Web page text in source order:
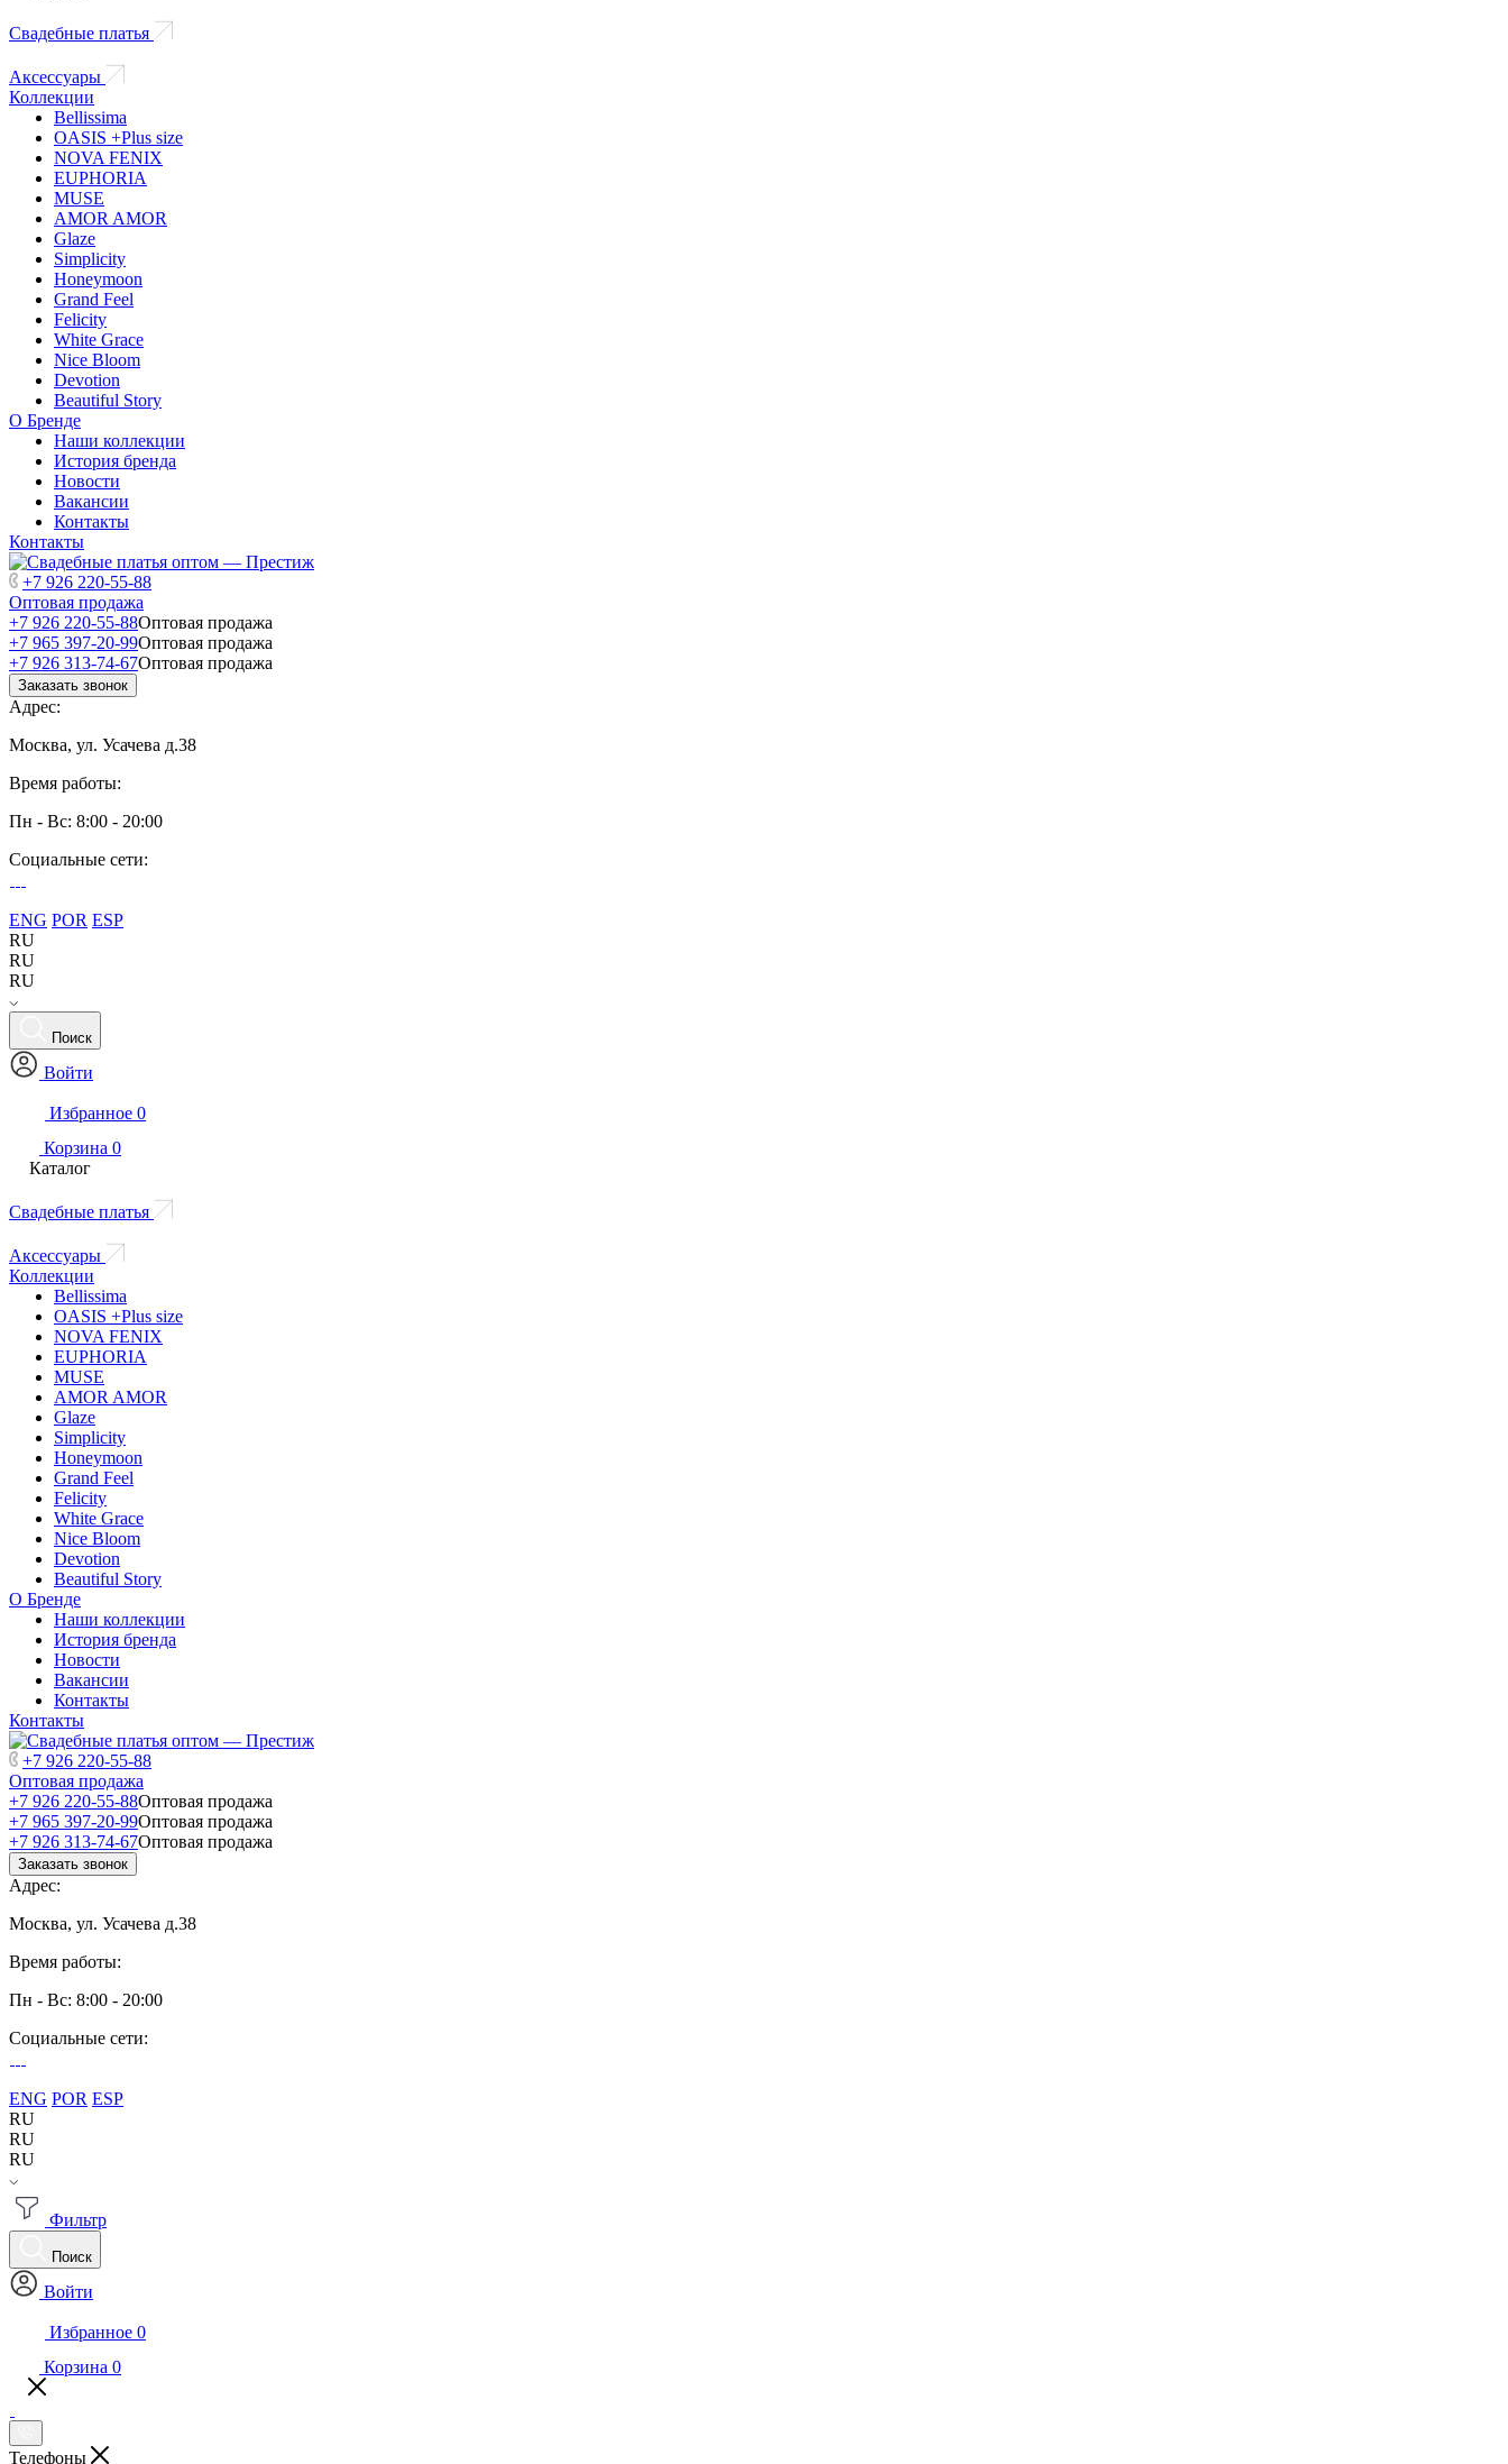
Свадебные платья
Аксессуары
Коллекции
Bellissima
OASIS +Plus size
NOVA FENIX
EUPHORIA
MUSE
AMOR AMOR
Glaze
Simplicity
Honeymoon
Grand Feel
Felicity
White Grace
Nice Bloom
Devotion
Beautiful Story
О Бренде
Наши коллекции
История бренда
Новости
Вакансии
Контакты
Контакты
+7 926 220-55-88
Оптовая продажа
+7 926 220-55-88Оптовая продажа
+7 965 397-20-99Оптовая продажа
+7 926 313-74-67Оптовая продажа
Заказать звонок
Адрес:
Москва, ул. Усачева д.38
Время работы:
Пн - Вс: 8:00 - 20:00
Социальные сети:
ENG POR ESP
RU
RU
RU
Поиск
Войти
Избранное 0
Корзина 0
Каталог
Свадебные платья
Аксессуары
Коллекции
Bellissima
OASIS +Plus size
NOVA FENIX
EUPHORIA
MUSE
AMOR AMOR
Glaze
Simplicity
Honeymoon
Grand Feel
Felicity
White Grace
Nice Bloom
Devotion
Beautiful Story
О Бренде
Наши коллекции
История бренда
Новости
Вакансии
Контакты
Контакты
+7 926 220-55-88
Оптовая продажа
+7 926 220-55-88Оптовая продажа
+7 965 397-20-99Оптовая продажа
+7 926 313-74-67Оптовая продажа
Заказать звонок
Адрес:
Москва, ул. Усачева д.38
Время работы:
Пн - Вс: 8:00 - 20:00
Социальные сети:
ENG POR ESP
RU
RU
RU
Фильтр
Поиск
Войти
Избранное 0
Корзина 0
Телефоны